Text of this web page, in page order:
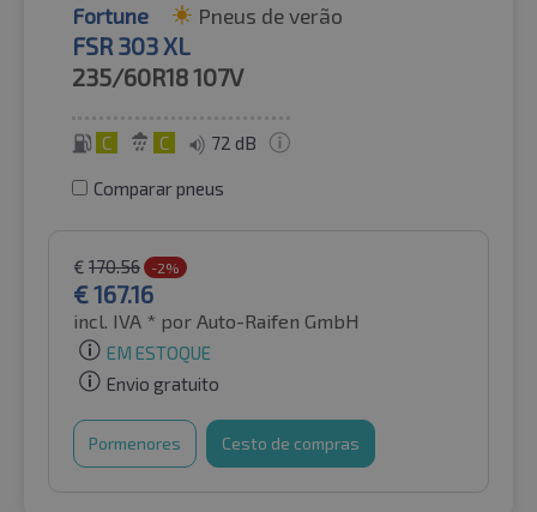
Fortune Pneus de verão
FSR 303 XL
235/60R18107V
C C 72 dB
Comparar pneus
€ 170.56 -2%
€167.16
incl. IVA * por Auto-Raifen GmbH
EM ESTOQUE
Envio gratuito
Pormenores Cesto de compras